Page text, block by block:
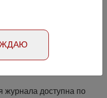
2222-8543-2025-18-4
журнала доступна по